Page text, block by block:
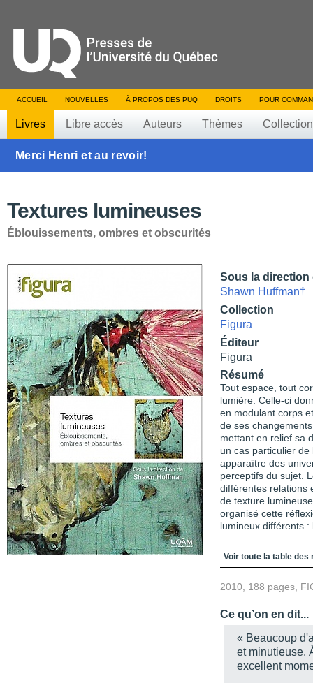
ACCUEIL NOUVELLES À PROPOS DES PUQ DROITS POUR
Livres Libre accès Auteurs Thèmes
Merci Henri et au revoir!
Textures lumineuses
Éblouissements, ombres et obscurités
Sous la direction
Shawn Huffman†
Collection
Figura
Éditeur
Figura
Résumé
Tout espace, tout
lumière. Celle-ci
en modulant corps
de ses
mettant en relief sa
un cas particulier de
apparaître des
perceptifs du sujet.
différentes relations
de texture
organisé cette
lumineux différents :
Table des
Voir toute la table des
2010, 188 pages,
Ce qu’on en dit...
« Beaucoup
et minutieuse.
excellent